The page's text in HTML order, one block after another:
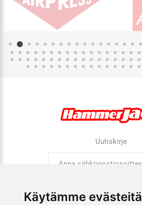
Käytämme evästeitä
Uutiskirje